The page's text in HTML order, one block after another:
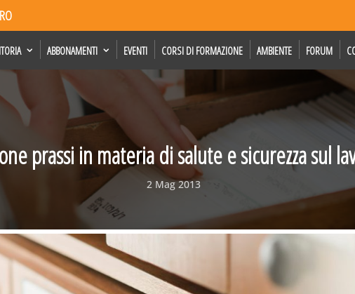
ABBONAMENTI EVENTI CORSI DI FORMAZIONE AMBIENTE FORUM
prassi in materia di salute e sicurezza sul
2 Mag 2013